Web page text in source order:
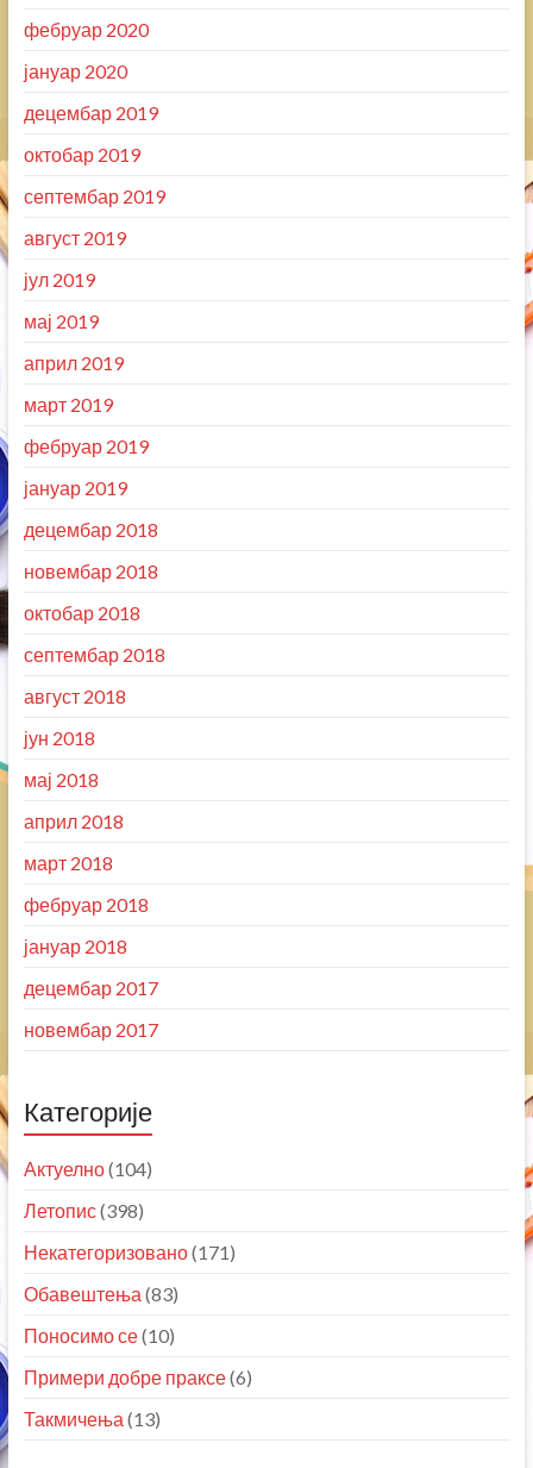
фебруар 2020
јануар 2020
децембар 2019
октобар 2019
септембар 2019
август 2019
јул 2019
мај 2019
април 2019
март 2019
фебруар 2019
јануар 2019
децембар 2018
новембар 2018
октобар 2018
септембар 2018
август 2018
јун 2018
мај 2018
април 2018
март 2018
фебруар 2018
јануар 2018
децембар 2017
новембар 2017
Категорије
Актуелно(104)
Летопис(398)
Некатегоризовано(171)
Обавештења (83)
Поносимо се(10)
Примери добре праксе(6)
Такмичења (13)